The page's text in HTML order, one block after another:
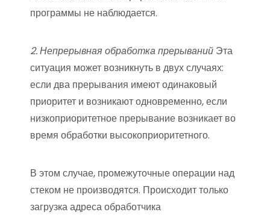
программы не наблюдается.
2. Непрерывная обработка прерываний Эта
ситуация может возникнуть в двух случаях:
если два прерывания имеют одинаковый
приоритет и возникают одновременно, если
низкоприоритетное прерывание возникает во
время обработки высокоприоритетного.
В этом случае, промежуточные операции над
стеком не производятся. Происходит только
загрузка адреса обработчика